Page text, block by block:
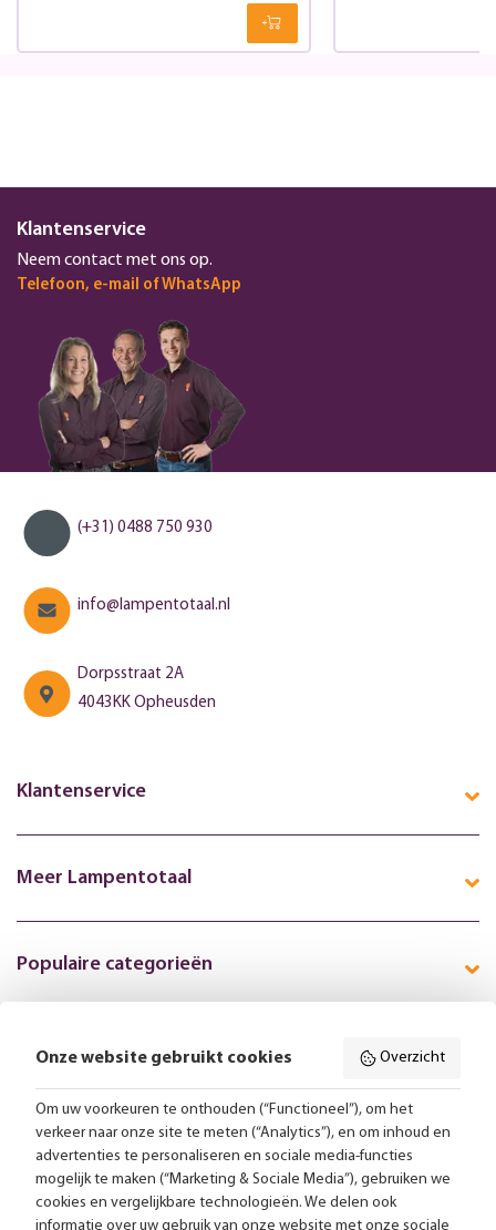
Klantenservice
Neem contact met ons op.
Telefoon, e-mail of WhatsApp
(+31) 0488 750 930
info@lampentotaal.nl
Dorpsstraat 2A
4043KK Opheusden
Klantenservice
Meer Lampentotaal
Populaire categorieën
Volg ons online:
Gratis bezorging vanaf 99,-
Advies op maat
Onze website gebruikt cookies Overzicht
Om uw voorkeuren te onthouden (“Functioneel”), om het
verkeer naar onze site te meten (“Analytics”), en om inhoud en
advertenties te personaliseren en sociale media-functies
mogelijk te maken (“Marketing & Sociale Media”), gebruiken we
cookies en vergelijkbare technologieën. We delen ook
informatie over uw gebruik van onze website met onze sociale